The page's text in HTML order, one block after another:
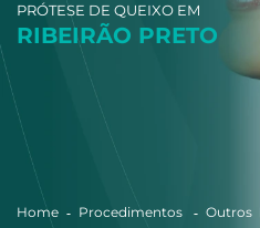
PRÓTESE DE QUEIXO EM
RIBEIRÃO PRETO
Home Procedimentos Outros